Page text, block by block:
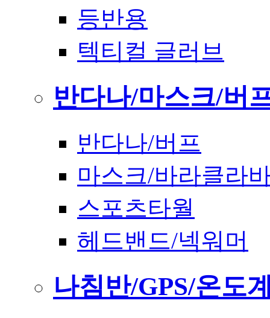
등반용
텍티컬 글러브
반다나/마스크/버
반다나/버프
마스크/바라클라
스포츠타월
헤드밴드/넥워머
나침반/GPS/온도